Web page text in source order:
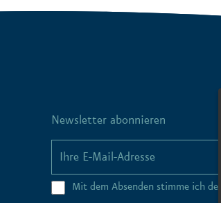
Newsletter abonnieren
Mit dem Absenden stimme ich den